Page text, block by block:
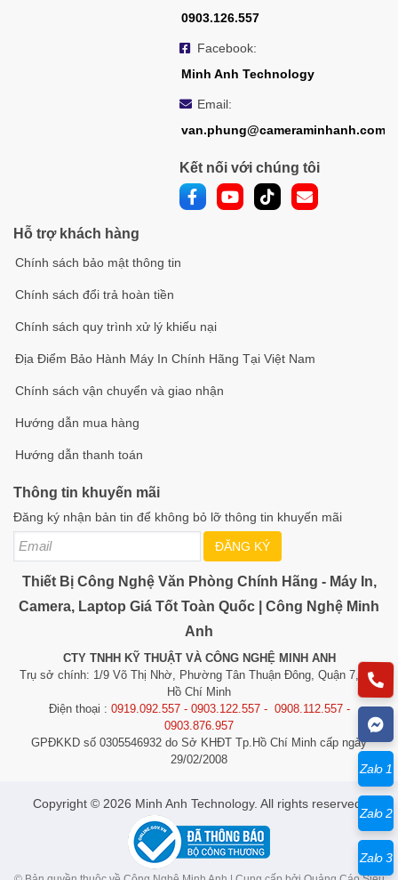
0903.126.557
Facebook:
Minh Anh Technology
Email:
van.phung@cameraminhanh.com
Kết nối với chúng tôi
Hỗ trợ khách hàng
Chính sách bảo mật thông tin
Chính sách đổi trả hoàn tiền
Chính sách quy trình xử lý khiếu nại
Địa Điểm Bảo Hành Máy In Chính Hãng Tại Việt Nam
Chính sách vận chuyển và giao nhận
Hướng dẫn mua hàng
Hướng dẫn thanh toán
Thông tin khuyến mãi
Đăng ký nhận bản tin để không bỏ lỡ thông tin khuyến mãi
ĐĂNG KÝ
Thiết Bị Công Nghệ Văn Phòng Chính Hãng - Máy In,
Camera, Laptop Giá Tốt Toàn Quốc | Công Nghệ Minh
Anh
CTY TNHH KỸ THUẬT VÀ CÔNG NGHỆ MINH ANH
Trụ sở chính: 1/9 Võ Thị Nhờ, Phường Tân Thuận Đông, Quận 7, TP.
Hồ Chí Minh
Điện thoại : 0919.092.557 - 0903.122.557 - 0908.112.557 -
0903.876.957
GPĐKKD số 0305546932 do Sở KHĐT Tp.Hồ Chí Minh cấp ngày
29/02/2008
​​​​​​Copyright © 2026 Minh Anh Technology. All rights reserved.
Zalo 1
Zalo 2
Zalo 3